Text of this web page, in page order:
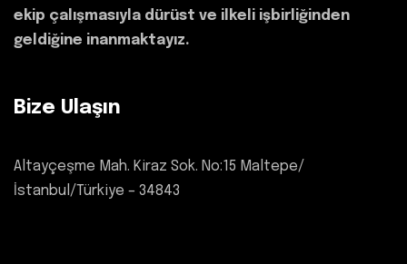
ekip çalışmasıyla dürüst ve ilkeli işbirliğinden
geldiğine inanmaktayız.
Bize Ulaşın
Altayçeşme Mah. Kiraz Sok. No:15 Maltepe/
İstanbul/Türkiye – 34843